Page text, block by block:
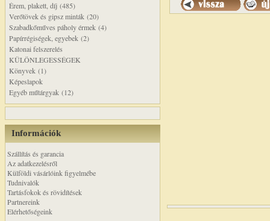
Érem, plakett, díj (485)
Verőtövek és gipsz minták (20)
Szabadkőműves páholy érmek (4)
Papírrégiségek, egyebek (2)
Katonai felszerelés
KÜLÖNLEGESSÉGEK
Könyvek (1)
Képeslapok
Egyéb műtárgyak (12)
Információk
Szállítás és garancia
Az adatkezelésről
Külföldi vásárlóink figyelmébe
Tudnivalók
Tartásfokok és rövidítések
Partnereink
Elérhetőségeink